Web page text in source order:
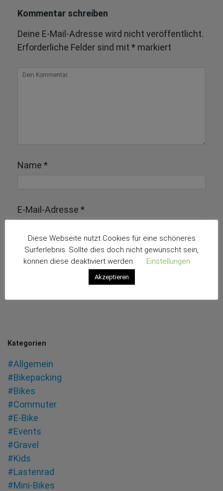
Kommentar schreiben
Deine E-Mail-Adresse wird nicht veröffentlicht.
Erforderliche Felder sind mit * markiert
Name *
E-Mail-Adresse *
Kategorien
#Allgemein
#Bikepacking
#Bikes
#Commuter
#E-Bike
#Events
#Gravel
#Kids
#Lastenrad
#Mini-Bikes
Diese Webseite nutzt Cookies für eine schöneres
Surferlebnis. Sollte dies doch nicht gewünscht sein,
können diese deaktiviert werden.
Einstellungen
Akzeptieren